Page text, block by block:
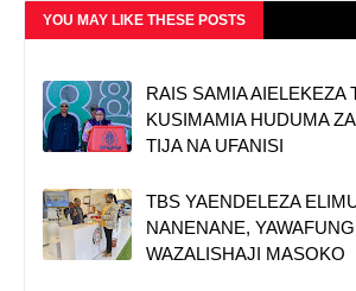
YOU MAY LIKE THESE POSTS
RAIS SAMIA AIELEKEZA
KUSIMAMIA HUDUMA
TIJA NA UFANISI
TBS YAENDELEZA
NANENANE,
WAZALISHAJI MASOKO